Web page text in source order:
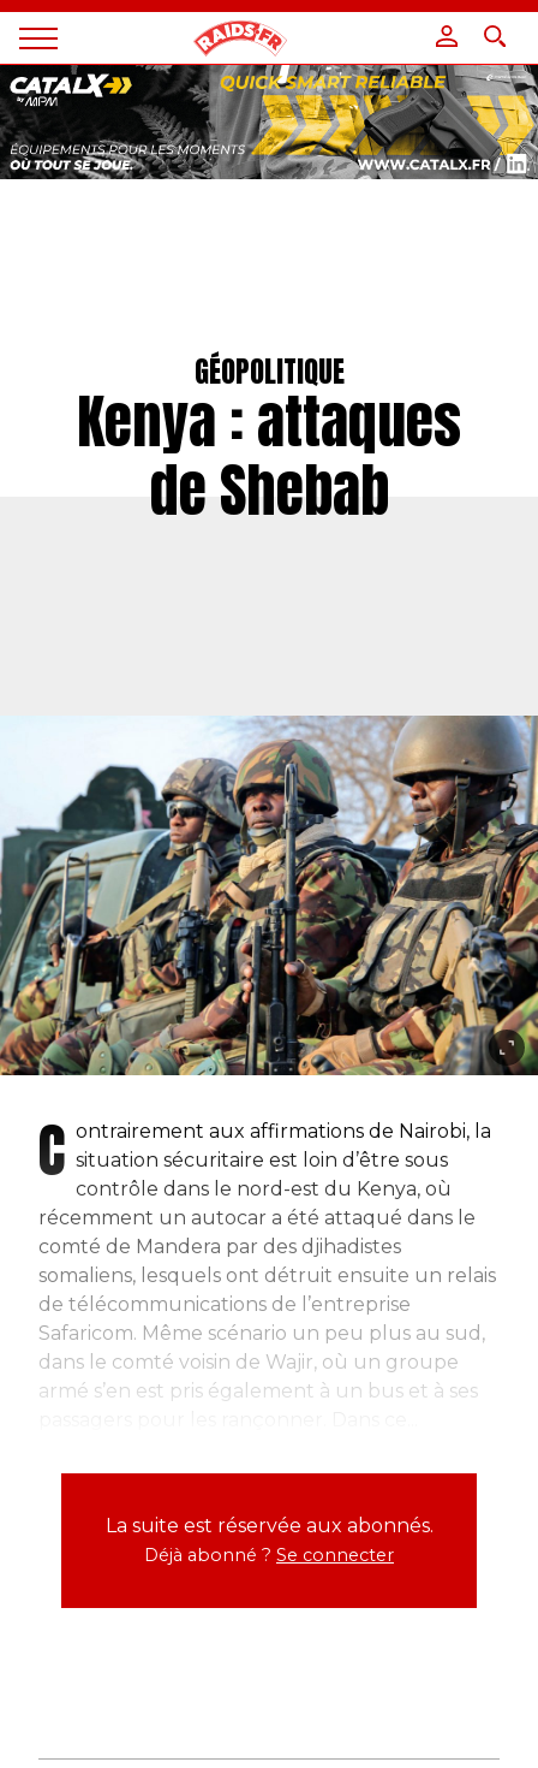
Magazine
Raids
GÉOPOLITIQUE
Kenya : attaques
de Shebab
C ontrairement aux affirmations de Nairobi, la
situation sécuritaire est loin d’être sous
contrôle dans le nord-est du Kenya, où
récemment un autocar a été attaqué dans le
comté de Mandera par des djihadistes
somaliens, lesquels ont détruit ensuite un relais
de télécommunications de l’entreprise
Safaricom. Même scénario un peu plus au sud,
dans le comté voisin de Wajir, où un groupe
armé s’en est pris également à un bus et à ses
La suite est réservée aux abonnés.
Déjà abonné ? Se connecter
Panneau de gestion des cookies